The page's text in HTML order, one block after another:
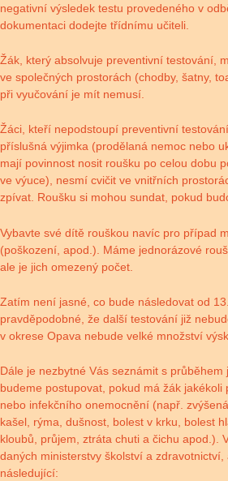
negativní výsledek testu provedeného v
dokumentaci dodejte třídnímu učiteli.
Žák, který absolvuje preventivní testování,
ve společných prostorách (chodby, šatny,
při vyučování je mít nemusí.
Žáci, kteří nepodstoupí preventivní
příslušná výjimka (prodělaná nemoc nebo
mají povinnost nosit roušku po celou dobu
ve výuce), nesmí cvičit ve vnitřních
zpívat. Roušku si mohou sundat, pokud
Vybavte své dítě rouškou navíc pro případ
(poškození, apod.). Máme jednorázové
ale je jich omezený počet.
Zatím není jasné, co bude následovat od
pravděpodobné, že další testování již
v okrese Opava nebude velké množství
Dále je nezbytné Vás seznámit s průběhem
budeme postupovat, pokud má žák
nebo infekčního onemocnění (např.
kašel, rýma, dušnost, bolest v krku, bolest
kloubů, průjem, ztráta chuti a čichu apod.).
daných ministerstvy školství a
následující: